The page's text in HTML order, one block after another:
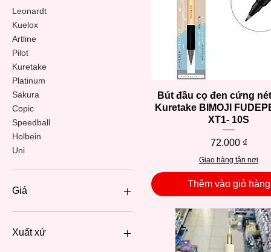
Leonardt
Kuelox
Artline
Pilot
Kuretake
Platinum
Sakura
Copic
Speedball
Holbein
Uni
Giá
Xuất xứ
Xem nhanh
Bút đầu cọ đen cứng
Kuretake BIMOJI
XT1- 10S
Giá
72.000 ₫
Giao hàng tận nơi
Thêm vào giỏ hàng